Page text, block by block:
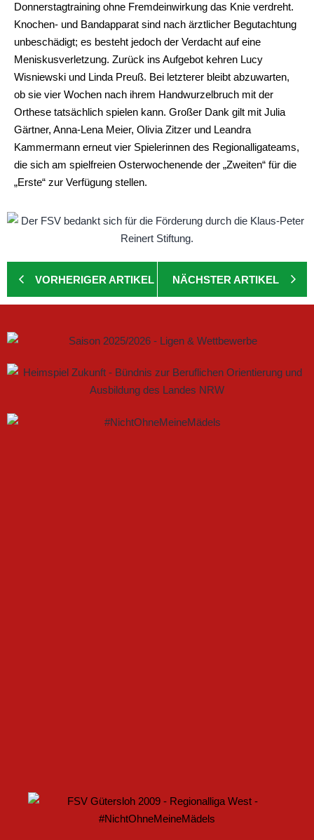
Donnerstagtraining ohne Fremdeinwirkung das Knie verdreht.
Knochen- und Bandapparat sind nach ärztlicher Begutachtung
unbeschädigt; es besteht jedoch der Verdacht auf eine
Meniskusverletzung. Zurück ins Aufgebot kehren Lucy
Wisniewski und Linda Preuß. Bei letzterer bleibt abzuwarten,
ob sie vier Wochen nach ihrem Handwurzelbruch mit der
Orthese tatsächlich spielen kann. Großer Dank gilt mit Julia
Gärtner, Anna-Lena Meier, Olivia Zitzer und Leandra
Kammermann erneut vier Spielerinnen des Regionalligateams,
die sich am spielfreien Osterwochenende der „Zweiten“ für die
„Erste“ zur Verfügung stellen.
VORHERIGER ARTIKEL NÄCHSTER ARTIKEL